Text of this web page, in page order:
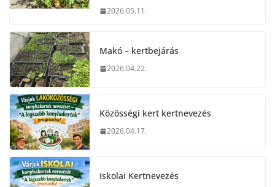
2026.05.11.
Makó – kertbejárás
2026.04.22.
Közösségi kert kertnevezés
2026.04.17.
Iskolai Kertnevezés